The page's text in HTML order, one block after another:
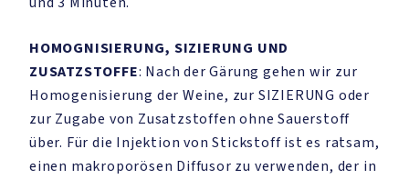
HOMOGNISIERUNG, SIZIERUNG UND
ZUSATZSTOFFE: Nach der Gärung gehen wir zur
Homogenisierung der Weine, zur SIZIERUNG oder
zur Zugabe von Zusatzstoffen ohne Sauerstoff
über. Für die Injektion von Stickstoff ist es ratsam,
einen makroporösen Diffusor zu verwenden, der in